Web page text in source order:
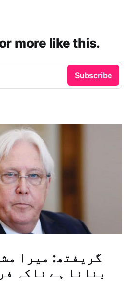
more like this.
Subscribe
گریفتھ: میرا
بنانا ہے ناکہ